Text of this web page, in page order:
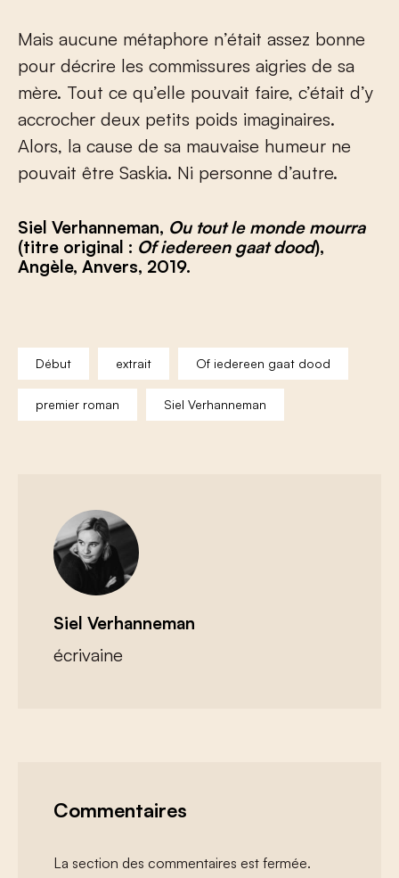
Mais aucune métaphore n’était assez bonne
pour décrire les commissures aigries de sa
mère. Tout ce qu’elle pouvait faire, c’était d’y
accrocher deux petits poids imaginaires.
Alors, la cause de sa mauvaise humeur ne
pouvait être Saskia. Ni personne d’autre.
Siel Verhanneman, Ou tout le monde mourra
(titre original : Of iedereen gaat dood),
Angèle, Anvers, 2019.
Début extrait Of iedereen gaat dood
premier roman Siel Verhanneman
Siel Verhanneman
écrivaine
Commentaires
La section des commentaires est fermée.